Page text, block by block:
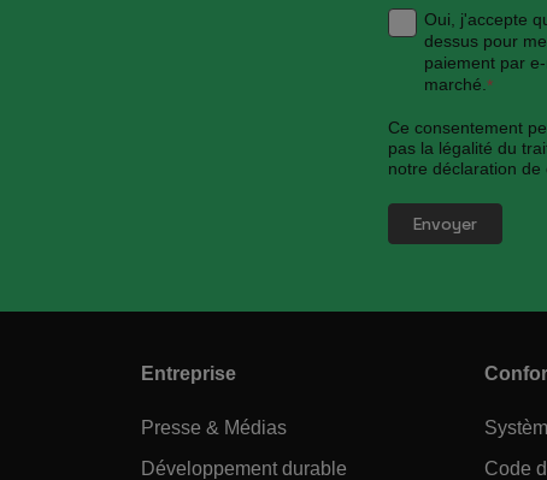
Oui, j'accepte
dessus pour
paiement par
marché. *
Ce consentement
pas la légalité du
notre déclaration de
Entreprise
Presse & Médias
Développement durable
Code